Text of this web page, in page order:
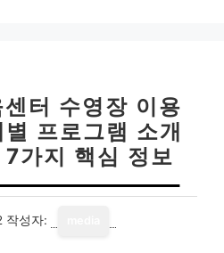
터 수영장 이용
프로그램 소개
가지 핵심 정보
작성자: